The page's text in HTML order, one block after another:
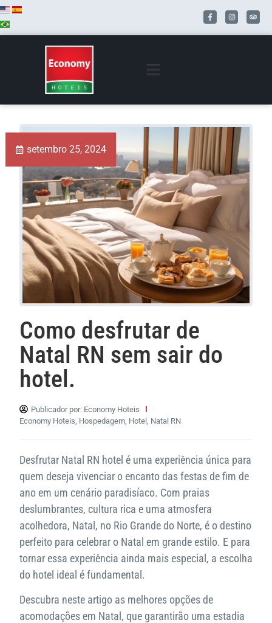
setembro 25, 2024
Como desfrutar de
Natal RN sem sair do
hotel.
Publicador por: Economy Hoteis
Economy Hoteis Hospedagem Hotel Natal RN
Desfrutar Natal RN hotel é uma experiência única para
quem deseja vivenciar o encanto das festas de fim de
ano em um cenário paradisíaco. Com praias
deslumbrantes, cultura rica e uma atmosfera
acolhedora, Natal, no Rio Grande do Norte, é o destino
perfeito para celebrar o Natal em grande estilo. E para
tornar essa experiência ainda mais especial, a escolha
do hotel ideal é fundamental.
Descubra neste artigo as melhores opções de
acomodações em Natal, que garantirão uma estadia